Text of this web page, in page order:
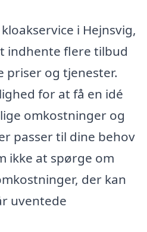
i Hejnsvig,
indhente flere tilbud
priser og tjenester.
for at få en idé
omkostninger og
passer til dine behov
ikke at spørge om
der kan
uventede